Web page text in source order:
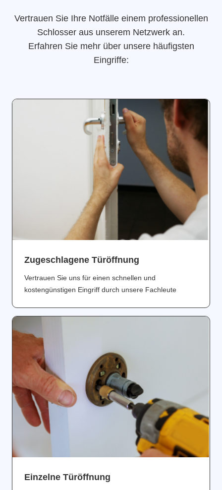
Vertrauen Sie Ihre Notfälle einem professionellen
Schlosser aus unserem Netzwerk an.
Erfahren Sie mehr über unsere häufigsten
Eingriffe:
Zugeschlagene Türöffnung
Vertrauen Sie uns für einen schnellen und
kostengünstigen Eingriff durch unsere Fachleute
Einzelne Türöffnung